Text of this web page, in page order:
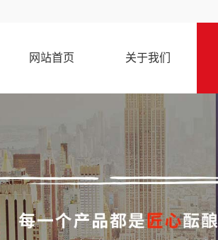
网站首页 关于我们